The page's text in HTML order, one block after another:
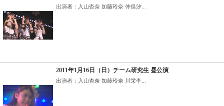
出演者：入山杏奈 加藤玲奈 仲俣汐...
2011年1月16日（日）チーム研究生 昼公演
出演者：入山杏奈 加藤玲奈 川栄李...